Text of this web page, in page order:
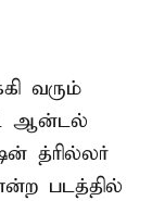
வரும்
ஆன்டல்
த்ரில்லர்
படத்தில்